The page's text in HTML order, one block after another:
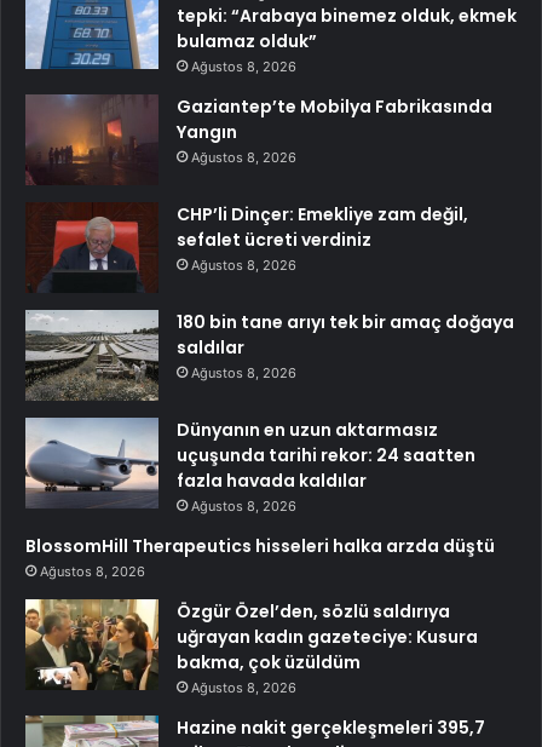
tepki: “Arabaya binemez olduk, ekmek
bulamaz olduk”
Ağustos 8, 2026
Gaziantep’te Mobilya Fabrikasında
Yangın
Ağustos 8, 2026
CHP’li Dinçer: Emekliye zam değil,
sefalet ücreti verdiniz
Ağustos 8, 2026
180 bin tane arıyı tek bir amaç doğaya
saldılar
Ağustos 8, 2026
Dünyanın en uzun aktarmasız
uçuşunda tarihi rekor: 24 saatten
fazla havada kaldılar
Ağustos 8, 2026
BlossomHill Therapeutics hisseleri halka arzda düştü
Ağustos 8, 2026
Özgür Özel’den, sözlü saldırıya
uğrayan kadın gazeteciye: Kusura
bakma, çok üzüldüm
Ağustos 8, 2026
Hazine nakit gerçekleşmeleri 395,7